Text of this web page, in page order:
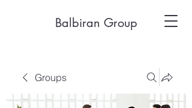
Balbiran Group
Groups